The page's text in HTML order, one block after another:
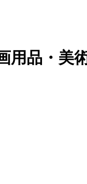
用品・美